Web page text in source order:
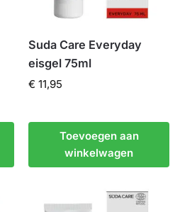
Suda Care Everyday
eisgel 75ml
€ 11,95
Toevoegen aan
winkelwagen